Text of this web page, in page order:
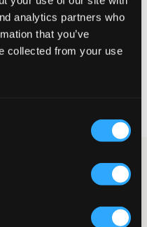
analytics partners who
that you’ve
collected from your use
modell er cargo. Ved midjen
er det mansjetter. Midjen er
Disse buksene er et